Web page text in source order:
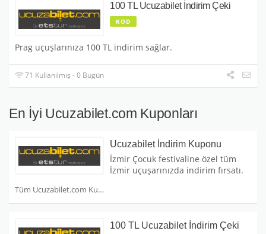
100 TL Ucuzabilet İndirim Çeki
KOD
Prag uçuşlarınıza 100 TL indirim sağlar.
71 Kullanılmış - 0 Bugün
En İyi Ucuzabilet.com Kuponları
Tüm Ucuzabilet.com Kuponları
Ucuzabilet İndirim Kuponu
İzmir Çocuk festivaline özel tüm
İzmir uçuşarınızda indirim fırsatı.
100 TL Ucuzabilet İndirim Çeki